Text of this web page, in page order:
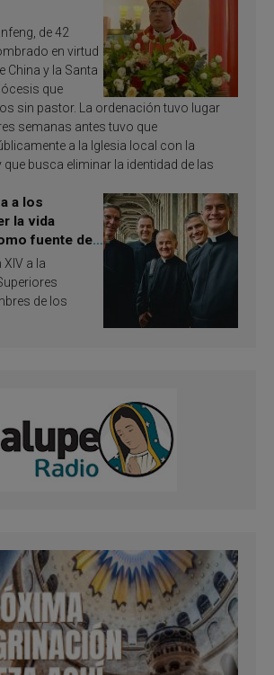
de 42
en virtud
China y la Santa
que
sin pastor. La ordenación tuvo lugar
semanas antes tuvo que
a la Iglesia local con la
busca eliminar la identidad de las
a los
la vida
fuente de
XIV a la
de los